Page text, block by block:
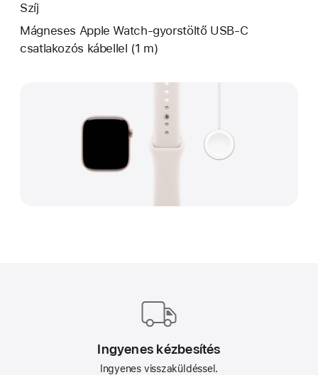
Szíj
Mágneses Apple Watch-gyorstöltő USB‑C
csatlakozós kábellel (1 m)
Ingyenes kézbesítés
Ingyenes visszaküldéssel.